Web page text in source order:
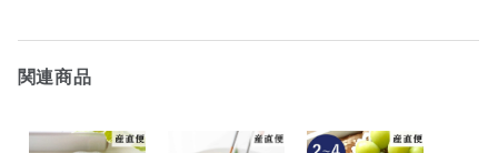
関連商品